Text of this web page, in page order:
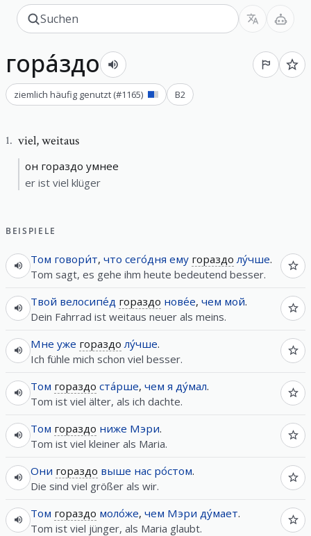
гора́здо
ziemlich häufig genutzt (#1165) B2
1. viel,weitaus
он гораздо умнее
er ist viel klüger
BEISPIELE
Том говори́т, что сего́дня ему гораздо лу́чше.
Tom sagt, es gehe ihm heute bedeutend besser.
Твой велосипе́д гораздо нове́е, чем мой.
Dein Fahrrad ist weitaus neuer als meins.
Мне уже гораздо лу́чше.
Ich fühle mich schon viel besser.
Том гораздо ста́рше, чем я ду́мал.
Tom ist viel älter, als ich dachte.
Том гораздо ниже Мэри.
Tom ist viel kleiner als Maria.
Они гораздо выше нас ро́стом.
Die sind viel größer als wir.
Том гораздо моло́же, чем Мэри ду́мает.
Tom ist viel jünger, als Maria glaubt.